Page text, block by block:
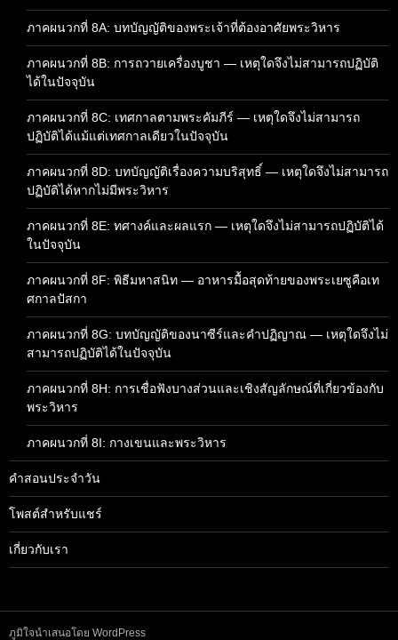
ภาคผนวกที่ 8A: บทบัญญัติของพระเจ้าที่ต้องอาศัยพระวิหาร
ภาคผนวกที่ 8B: การถวายเครื่องบูชา — เหตุใดจึงไม่สามารถปฏิบัติ
ได้ในปัจจุบัน
ภาคผนวกที่ 8C: เทศกาลตามพระคัมภีร์ — เหตุใดจึงไม่สามารถ
ปฏิบัติได้แม้แต่เทศกาลเดียวในปัจจุบัน
ภาคผนวกที่ 8D: บทบัญญัติเรื่องความบริสุทธิ์ — เหตุใดจึงไม่สามารถ
ปฏิบัติได้หากไม่มีพระวิหาร
ภาคผนวกที่ 8E: ทศางค์และผลแรก — เหตุใดจึงไม่สามารถปฏิบัติได้
ในปัจจุบัน
ภาคผนวกที่ 8F: พิธีมหาสนิท — อาหารมื้อสุดท้ายของพระเยซูคือเท
ศกาลปัสกา
ภาคผนวกที่ 8G: บทบัญญัติของนาซีร์และคำปฏิญาณ — เหตุใดจึงไม่
สามารถปฏิบัติได้ในปัจจุบัน
ภาคผนวกที่ 8H: การเชื่อฟังบางส่วนและเชิงสัญลักษณ์ที่เกี่ยวข้องกับ
พระวิหาร
ภาคผนวกที่ 8I: กางเขนและพระวิหาร
คำสอนประจำวัน
โพสต์สำหรับแชร์
เกี่ยวกับเรา
ภูมิใจนำเสนอโดย WordPress